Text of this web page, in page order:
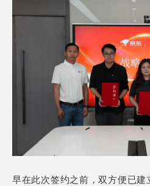
早在此次签约之前，双方便已